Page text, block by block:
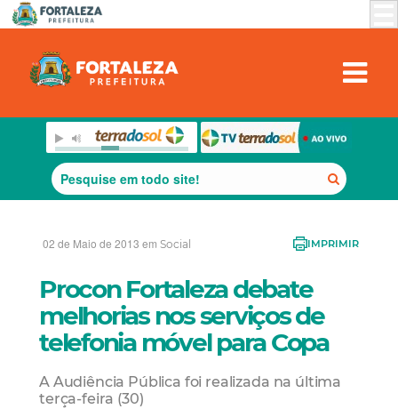
02 de Maio de 2013 em Social IMPRIMIR
Procon Fortaleza debate
melhorias nos serviços de
telefonia móvel para Copa
A Audiência Pública foi realizada na última
terça-feira (30)